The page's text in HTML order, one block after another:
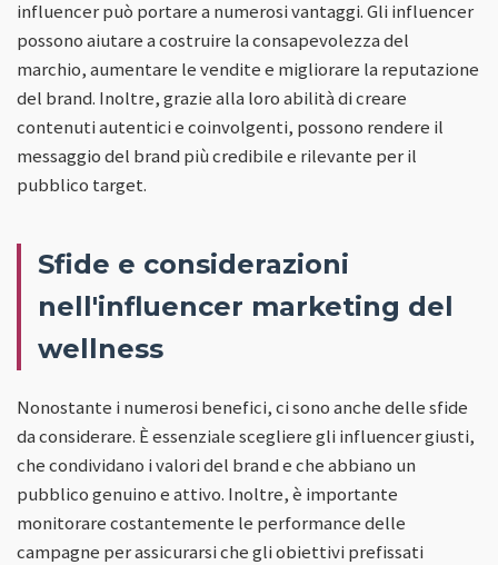
influencer può portare a numerosi vantaggi. Gli influencer
possono aiutare a costruire la consapevolezza del
marchio, aumentare le vendite e migliorare la reputazione
del brand. Inoltre, grazie alla loro abilità di creare
contenuti autentici e coinvolgenti, possono rendere il
messaggio del brand più credibile e rilevante per il
pubblico target.
Sfide e considerazioni
nell'influencer marketing del
wellness
Nonostante i numerosi benefici, ci sono anche delle sfide
da considerare. È essenziale scegliere gli influencer giusti,
che condividano i valori del brand e che abbiano un
pubblico genuino e attivo. Inoltre, è importante
monitorare costantemente le performance delle
campagne per assicurarsi che gli obiettivi prefissati